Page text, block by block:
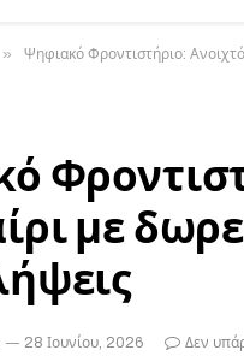
» Ψηφιακό Φροντιστήριο:
με
28 Ιουνίου, 2026 Δεν